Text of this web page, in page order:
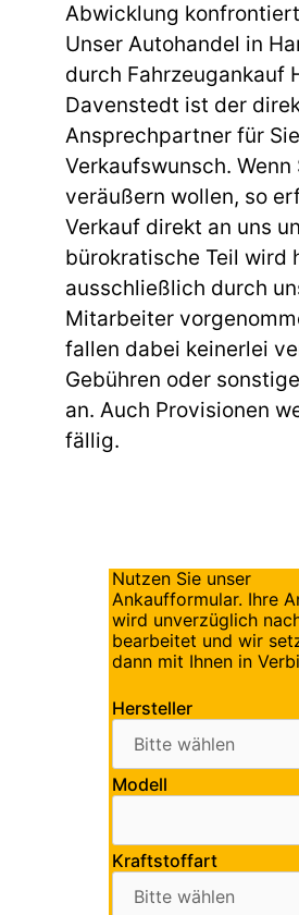
Abwicklung
Unser Autohandel in
durch Fahrzeugankauf
Davenstedt ist der
Ansprechpartner für
Verkaufswunsch. Wenn
veräußern wollen, so
Verkauf direkt an uns
bürokratische Teil wird
ausschließlich durch
Mitarbeiter
fallen dabei keinerlei
Gebühren oder
an. Auch Provisionen
fällig.
Nutzen Sie unser
Ankaufformular. Ihre
wird unverzüglich
bearbeitet und wir
dann mit Ihnen in
Hersteller
Modell
Kraftstoffart